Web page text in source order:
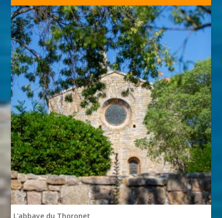
L'abbaye du Thoronet